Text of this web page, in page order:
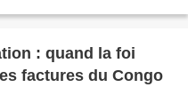
: quand la foi
factures du Congo